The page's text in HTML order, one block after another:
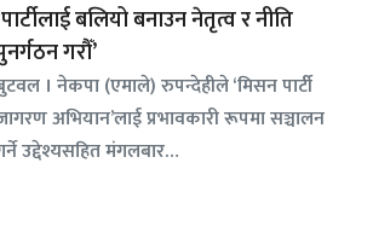
बलियो बनाउन नेतृत्व र नीति
गरौँ’
। नेकपा (एमाले) रुपन्देहीले ‘मिसन पार्टी
अभियान’लाई प्रभावकारी रूपमा सञ्चालन
उद्देश्यसहित मंगलबार…